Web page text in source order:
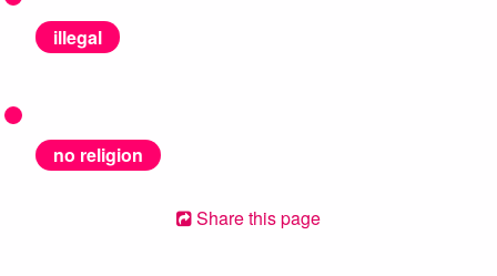
illegal
no religion
Share this page